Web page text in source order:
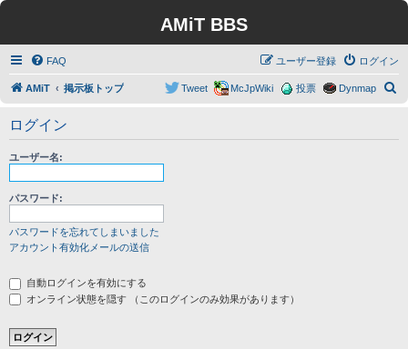
AMiT BBS
FAQ ログイン
ユーザー登録
AMiT 掲示板トップ Dynmap
投票
McJpWiki
Tweet
ログイン
ユーザー名:
パスワード:
パスワードを忘れてしまいました
アカウント有効化メールの送信
自動ログインを有効にする
オンライン状態を隠す （このログインのみ効果があります）